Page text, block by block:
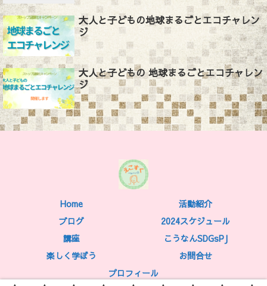
大人と子どもの地球まるごとエコチャレン
ジ
大人と子どもの 地球まるごとエコチャレン
ジ
Home
活動紹介
ブログ
2024スケジュール
講座
こうなんSDGsPJ
楽しく学ぼう
お問合せ
プロフィール